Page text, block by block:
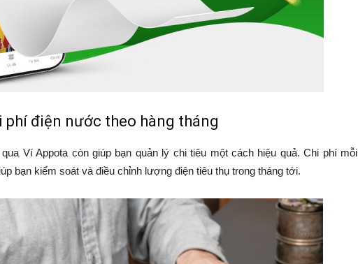
phí điện nước theo hàng tháng
Ví Appota còn giúp bạn quản lý chi tiêu một cách hiệu quả. Chi phí mỗi
bạn kiểm soát và điều chỉnh lượng điện tiêu thụ trong tháng tới.